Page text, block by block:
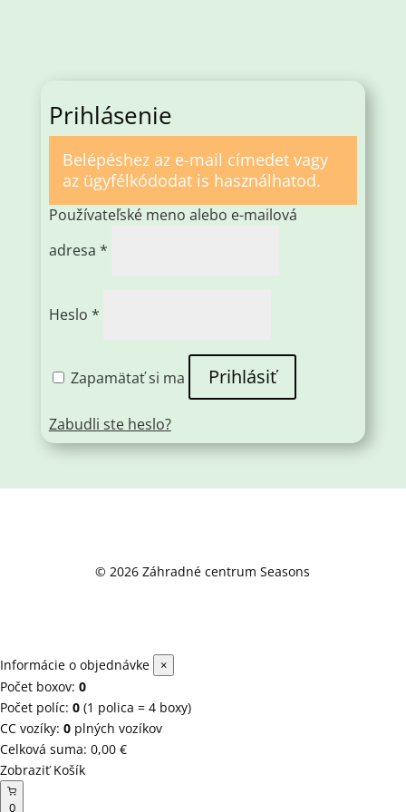
Prihlásenie
Belépéshez az e-mail címedet vagy
az ügyfélkódodat is használhatod.
Používateľské meno alebo e-mailová
adresa *
Heslo *
Zapamätať si ma Prihlásiť
Zabudli ste heslo?
© 2026 Záhradné centrum Seasons
Informácie o objednávke ×
Počet boxov: 0
Počet políc: 0 (1 polica = 4 boxy)
CC vozíky: 0 plných vozíkov
Celková suma: 0,00 €
Zobraziť Košík
0